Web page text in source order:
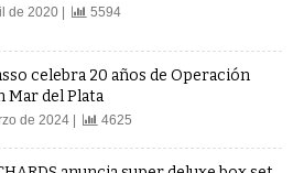
de 2020 | 5594
celebra 20 años de Operación
Mar del Plata
de 2024 | 4625